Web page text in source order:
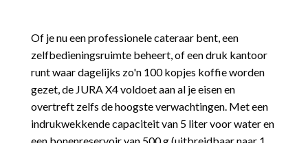
Of je nu een professionele cateraar bent, een
zelfbedieningsruimte beheert, of een druk kantoor
runt waar dagelijks zo'n 100 kopjes koffie worden
gezet, de JURA X4 voldoet aan al je eisen en
overtreft zelfs de hoogste verwachtingen. Met een
indrukwekkende capaciteit van 5 liter voor water en